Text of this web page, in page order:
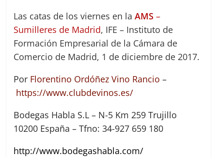
Las catas de los viernes en laAMS –
Sumilleres de Madrid, IFE – Instituto de
Formación Empresarial de la Cámara de
Comercio de Madrid, 1 de diciembre de 2017.
Por Florentino Ordóñez Vino Rancio –
https://www.clubdevinos.es/
Bodegas Habla S.L – N-5 Km 259 Trujillo
10200 España – Tfno: 34-927 659 180
http://www.bodegashabla.com/